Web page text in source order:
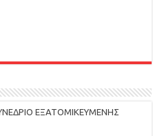
ΕΞΑΤΟΜΙΚΕΥΜΕΝΗΣ